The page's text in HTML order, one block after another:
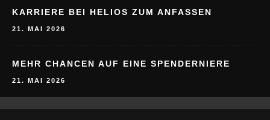
KARRIERE BEI HELIOS ZUM ANFASSEN
21. MAI 2026
MEHR CHANCEN AUF EINE SPENDERNIERE
21. MAI 2026